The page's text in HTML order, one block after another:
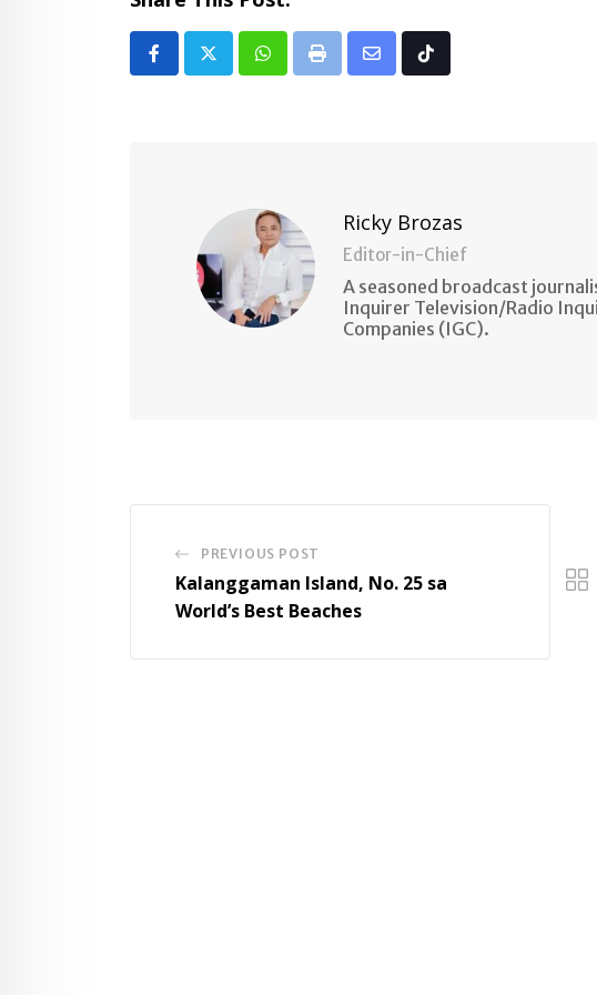
Whatsapp
Print
Share Tiktok
Ricky Brozas
Editor-in-Chief
A seasoned broadcast
Inquirer Television/Radio
Companies (IGC).
PREVIOUS POST
Kalanggaman Island, No. 25 sa
World’s Best Beaches